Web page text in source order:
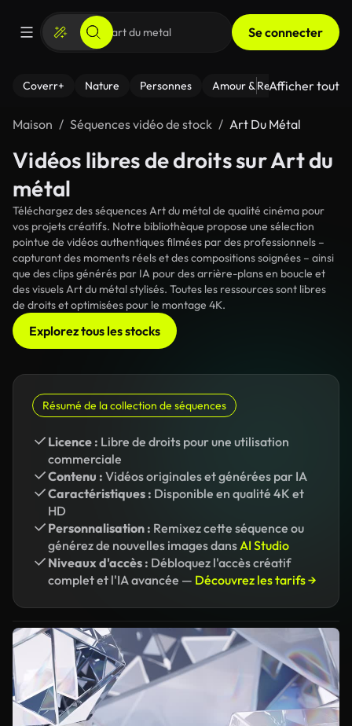
Se connecter
Coverr+ Nature Personnes Amour & Relations Le
Afficher tout
Maison Séquences vidéo de stock Art Du Métal
Vidéos libres de droits sur Art du
métal
Téléchargez des séquences Art du métal de qualité cinéma pour
vos projets créatifs. Notre bibliothèque propose une sélection
pointue de vidéos authentiques filmées par des professionnels –
capturant des moments réels et des compositions soignées – ainsi
que des clips générés par IA pour des arrière-plans en boucle et
des visuels Art du métal stylisés. Toutes les ressources sont libres
de droits et optimisées pour le montage 4K.
Explorez tous les stocks
Résumé de la collection de séquences
Licence : Libre de droits pour une utilisation
commerciale
Contenu : Vidéos originales et générées par IA
Caractéristiques : Disponible en qualité 4K et
HD
Personnalisation : Remixez cette séquence ou
générez de nouvelles images dansAI Studio
Niveaux d'accès : Débloquez l'accès créatif
complet et l'IA avancée — Découvrez les tarifs →